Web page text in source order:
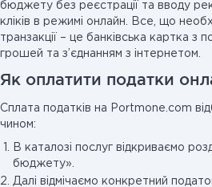
бюджету без реєстрації та вводу
кліків в режимі онлайн. Все, що
транзакції – це банківська картка з
грошей та з’єднанням з інтернетом.
Як оплатити податки
Сплата податків на Portmone.com
чином:
В каталозі послуг відкриваємо
бюджету».
Далі відмічаємо конкретний